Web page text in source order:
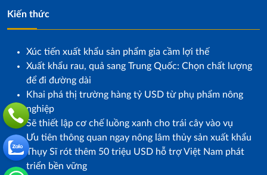
Kiến thức
Xúc tiến xuất khẩu sản phẩm gia cầm lợi thế
Xuất khẩu rau, quả sang Trung Quốc: Chọn chất lượng
để đi đường dài
Khai phá thị trường hàng tỷ USD từ phụ phẩm nông
nghiệp
Sẽ thiết lập cơ chế luồng xanh cho trái cây vào vụ
Ưu tiên thông quan ngay nông lâm thủy sản xuất khẩu
Thụy Sĩ rót thêm 50 triệu USD hỗ trợ Việt Nam phát
triển bền vững